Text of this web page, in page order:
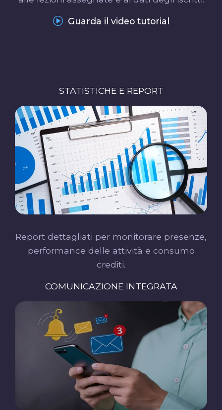
Guarda il video tutorial
STATISTICHE E REPORT
Report dettagliati per monitorare presenze,
performance delle attività e consumo
crediti.
COMUNICAZIONE INTEGRATA